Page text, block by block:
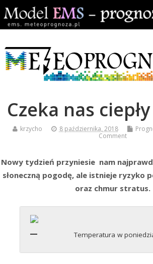
Czeka nas
krzycho 8 października, 2018
Comment
Nowy tydzień przyniesie nam
słoneczną pogodę, ale istnieje ryzyko
oraz chmur stratus.
Temperatura w